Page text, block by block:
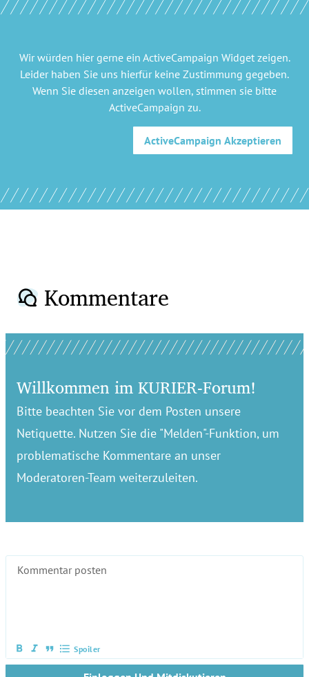
Wir würden hier gerne ein ActiveCampaign Widgetzeigen.
Leider haben Sie uns hierfür keine Zustimmung gegeben.
Wenn Sie diesen anzeigen wollen, stimmen sie bitte
ActiveCampaign zu.
ActiveCampaign Akzeptieren
Kommentare